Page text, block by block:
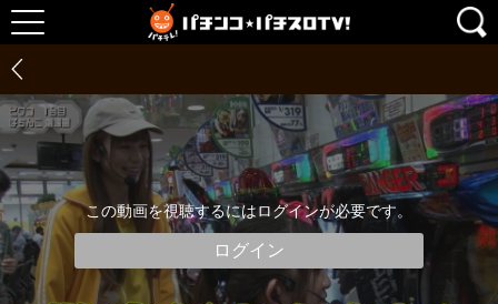
この動画を視聴するにはログインが必要です。
ログイン